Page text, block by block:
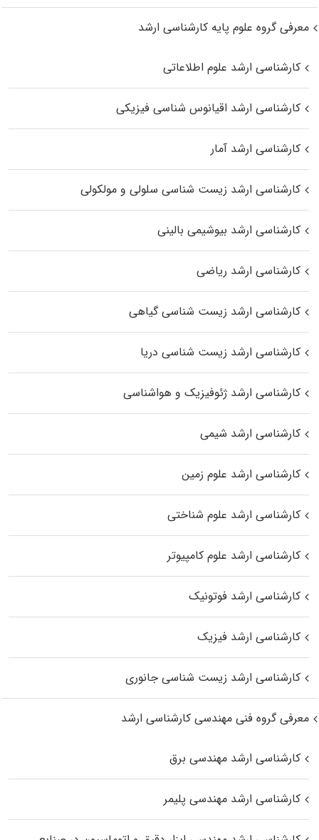
معرفی گروه علوم پایه کارشناسی ارشد
کارشناسی ارشد علوم اطلاعاتی
کارشناسی ارشد اقیانوس‌ شناسی فیزیکی
کارشناسی ارشد آمار
کارشناسی ارشد زیست شناسی سلولی و مولکولی
کارشناسی ارشد بیوشیمی بالینی
کارشناسی ارشد ریاضی
کارشناسی ارشد زیست‌ شناسی گیاهی
کارشناسی ارشد زیست‌ شناسی دریا
کارشناسی ارشد ژئوفیزیک و هواشناسی
کارشناسی ارشد شیمی
کارشناسی ارشد علوم زمین
کارشناسی ارشد علوم شناختی
کارشناسی ارشد علوم کامپیوتر
کارشناسی ارشد فوتونیک
کارشناسی ارشد فیزیک
کارشناسی ارشد زیست‌ شناسی جانوری
معرفی گروه فنی مهندسی کارشناسی ارشد
کارشناسی ارشد مهندسی برق
کارشناسی ارشد مهندسی پلیمر